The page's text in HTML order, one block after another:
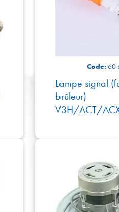
Code:60
Lampe signal
brûleur)
V3H/ACT/